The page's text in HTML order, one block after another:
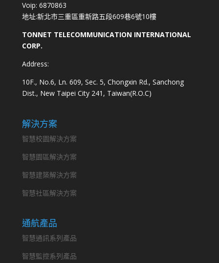
Voip: 6870863
地址:新北市三重區重新路五段609巷6號10樓
TONNET TELECOMMUNICATION INTERNATIONAL
CORP.
Address:
10F., No.6, Ln. 609, Sec. 5, Chongxin Rd., Sanchong
Dist., New Taipei City 241, Taiwan(R.O.C)
解決方案
智慧校園解決方案
智慧園區解決方案
智慧建築解決方案
智慧社區解決方案
通航產品
智慧通訊系列產品
智慧監控系列產品